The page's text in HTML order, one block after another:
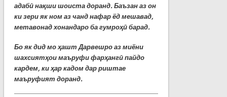
адабӣ нақши шоиста доранд. Баъзан аз он
ки зери як ном аз чанд нафар ёд мешавад,
метавонад хонандаро ба гумроҳӣ барад.
Бо як дид мо ҳашт Дарвешро аз миёни
шахсиятҳои маъруфи фарҳангӣ пайдо
кардем, ки ҳар кадом дар риштае
маъруфият доранд.